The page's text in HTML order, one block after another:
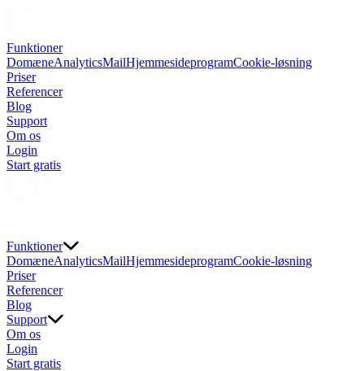
Funktioner
DomæneAnalyticsMailHjemmesideprogramCookie-løsning
Priser
Referencer
Blog
Support
Om os
Login
Start gratis
Funktioner
DomæneAnalyticsMailHjemmesideprogramCookie-løsning
Priser
Referencer
Blog
Support
Om os
Login
Start gratis